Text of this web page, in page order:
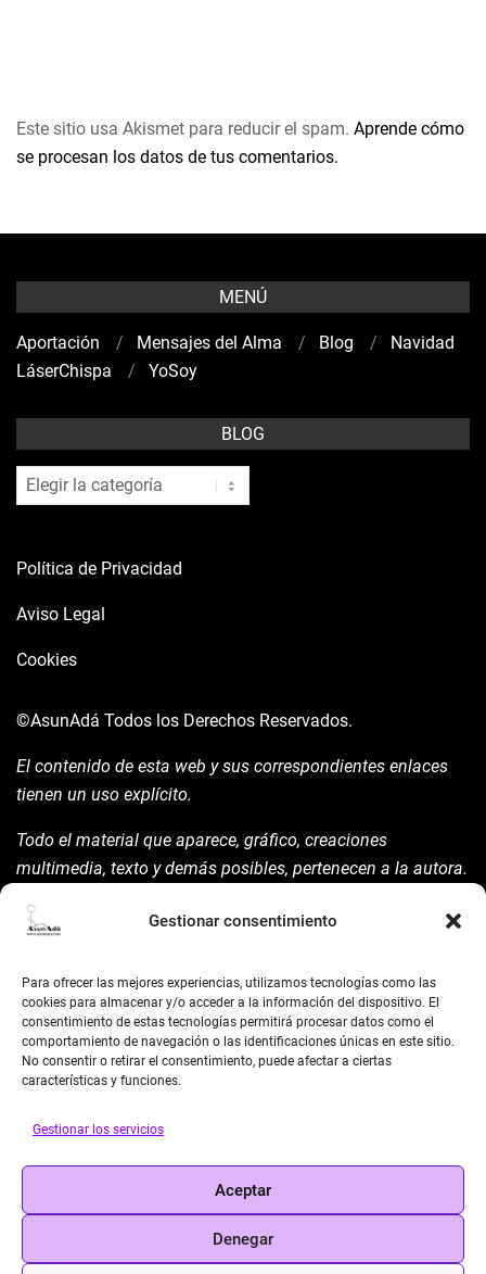
Gestionar consentimiento
Para ofrecer las mejores experiencias, utilizamos tecnologías como las
cookies para almacenar y/o acceder a la información del dispositivo. El
consentimiento de estas tecnologías permitirá procesar datos como el
comportamiento de navegación o las identificaciones únicas en este sitio.
No consentir o retirar el consentimiento, puede afectar a ciertas
características y funciones.
Gestionar los servicios
Aceptar
Denegar
Este sitio usa Akismet para reducir el spam. Aprende cómo
se procesan los datos de tus comentarios.
MENÚ
Aportación Mensajes del Alma Blog
Navidad
LáserChispa
YoSoy
BLOG
blog
Política de Privacidad
Aviso Legal
Cookies
©AsunAdá Todos los Derechos Reservados.
El contenido de esta web y sus correspondientes enlaces
tienen un uso explícito.
Todo el material que aparece, gráfico, creaciones
multimedia, texto y demás posibles, pertenecen a la autora.
la mism para ello.
©AsunAdá ​Gracias.